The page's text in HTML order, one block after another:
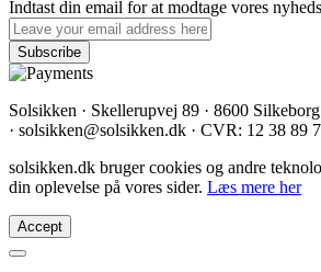
Indtast din email for at modtage vores
Solsikken · Skellerupvej 89 · 8600
· solsikken@solsikken.dk · CVR: 12 38 89
solsikken.dk bruger cookies og andre
din oplevelse på vores sider. Læs mere her
Accept